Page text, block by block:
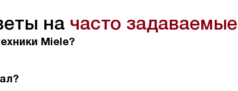
на часто
Miele?